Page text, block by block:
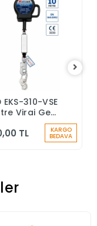
Sepete Ekle
EKS-310-VSE
Viraj Geri
TL KARGO
BEDAVA